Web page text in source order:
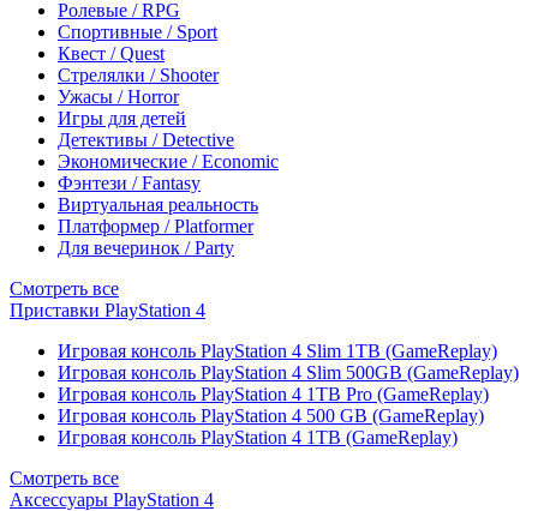
Ролевые / RPG
Спортивные / Sport
Квест / Quest
Стрелялки / Shooter
Ужасы / Horror
Игры для детей
Детективы / Detective
Экономические / Economic
Фэнтези / Fantasy
Виртуальная реальность
Платформер / Platformer
Для вечеринок / Party
Смотреть все
Приставки PlayStation 4
Игровая консоль PlayStation 4 Slim 1TB (GameReplay)
Игровая консоль PlayStation 4 Slim 500GB (GameReplay)
Игровая консоль PlayStation 4 1TB Pro (GameReplay)
Игровая консоль PlayStation 4 500 GB (GameReplay)
Игровая консоль PlayStation 4 1TB (GameReplay)
Смотреть все
Аксессуары PlayStation 4